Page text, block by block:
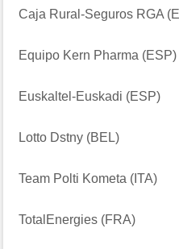
Caja Rural-Seguros RGA
Equipo Kern Pharma (ESP)
Euskaltel-Euskadi (ESP)
Lotto Dstny (BEL)
Team Polti Kometa (ITA)
TotalEnergies (FRA)